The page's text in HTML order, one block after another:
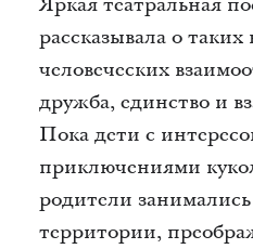
рассказывала о
человеческих
дружба, единство и
Пока дети с
приключениями
родители
территории,